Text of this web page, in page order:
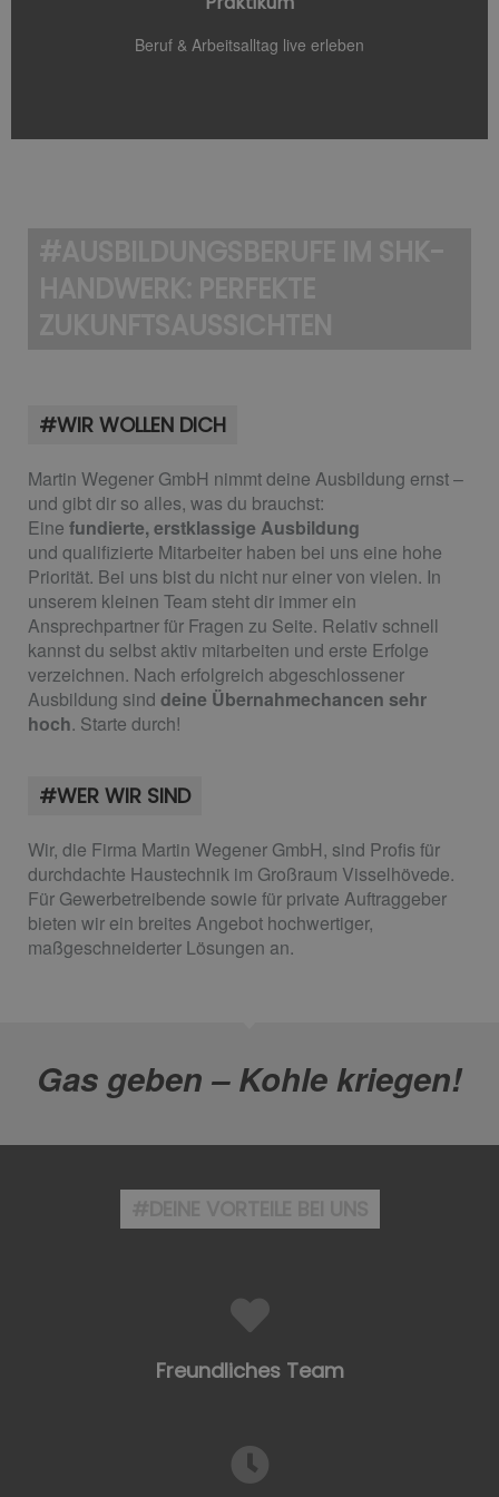
Beruf & Arbeitsalltag live erleben
Persönlicher Einblick
Schnuppere in deinen Wunschberuf hinein & lerne dein
#WIR WOLLEN DICH
Martin Wegener GmbH nimmt deine Ausbildung ernst –
und gibt dir so alles, was du brauchst:
Eine fundierte, erstklassige Ausbildung
und qualifizierte Mitarbeiter haben bei uns eine hohe
Priorität. Bei uns bist du nicht nur einer von vielen. In
unserem kleinen Team steht dir immer ein
Ansprechpartner für Fragen zu Seite. Relativ schnell
kannst du selbst aktiv mitarbeiten und erste Erfolge
verzeichnen. Nach erfolgreich abgeschlossener
Ausbildung sind deine Übernahmechancen sehr
hoch. Starte durch!
#WER WIR SIND
Wir, die Firma Martin Wegener GmbH, sind Profis für
durchdachte Haustechnik im Großraum Visselhövede.
Für Gewerbetreibende sowie für private Auftraggeber
bieten wir ein breites Angebot hochwertiger,
maßgeschneiderter Lösungen an.
Gas geben – Kohle kriegen!
Freundliches Team